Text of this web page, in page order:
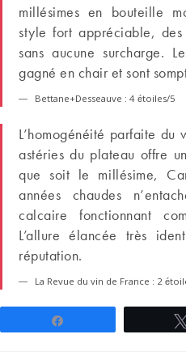
millésimes en bouteille
style fort appréciable,
sans aucune surcharge.
gagné en chair et sont
Bettane+Desseauve : 4 étoiles/5
L’homogénéité parfaite
astéries du plateau offre
que soit le millésime,
années chaudes
calcaire fonctionnant
L’allure élancée très
réputation.
La Revue du vin de France : 2